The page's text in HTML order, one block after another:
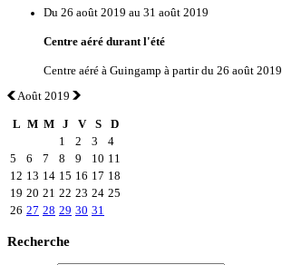
Du 26 août 2019 au 31 août 2019
Centre aéré durant l'été
Centre aéré à Guingamp à partir du 26 août 2019
Août 2019
L M M J V S
D
1
2 3
4
5
6 7 8 9 10 11
12 13 14 15 16 17 18
19 20 21 22 23 24 25
26 27 28 29 30 31
Recherche